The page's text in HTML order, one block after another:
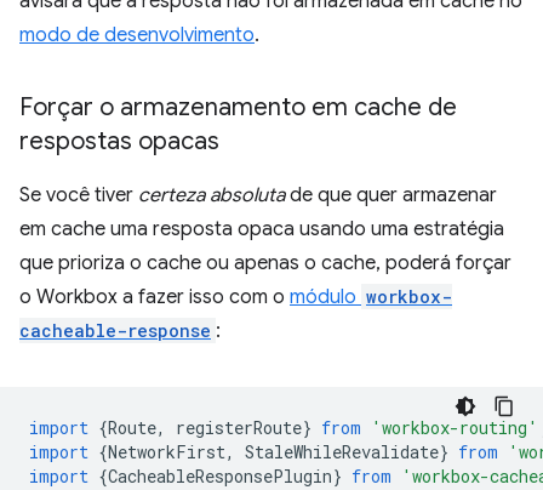
modo de desenvolvimento.
Forçar o armazenamento em cache de
respostas opacas
Se você tiver certeza absolutade que quer armazenar
em cache uma resposta opaca usando uma estratégia
que prioriza o cache ou apenas o cache, poderá forçar
o Workbox a fazer isso com o módulo workbox-
cacheable-response :
import {Route, registerRoute} from 'workbox-routing'
import {NetworkFirst, StaleWhileRevalidate} from
import {CacheableResponsePlugin} from 'workbox-